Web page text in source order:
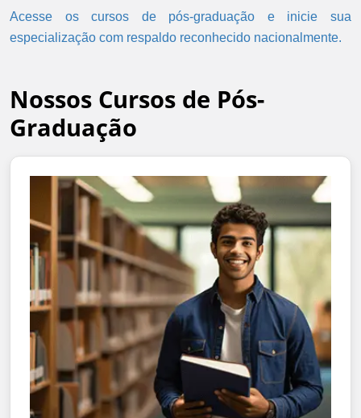
Acesse os cursos de pós-graduação e inicie sua
especialização com respaldo reconhecido nacionalmente.
Nossos Cursos de Pós-
Graduação